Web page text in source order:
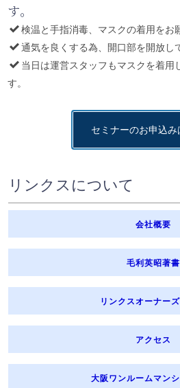
す。
検温と手指消毒、マスクの着用をお
通気を良くする為、開口部を開放し
当日は運営スタッフもマスクを着用
す。
セミナーのお申込み
リンクスについて
会社概要
毛利英昭著書
リンクスオーナー
アクセス
大阪ワンルームマン